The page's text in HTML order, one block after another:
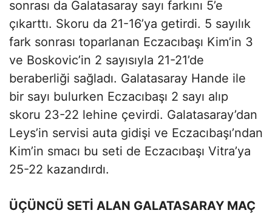
sonrası da Galatasaray sayı farkını 5’e
çıkarttı. Skoru da 21-16’ya getirdi. 5 sayılık
fark sonrası toparlanan Eczacıbaşı Kim’in 3
ve Boskovic’in 2 sayısıyla 21-21’de
beraberliği sağladı. Galatasaray Hande ile
bir sayı bulurken Eczacıbaşı 2 sayı alıp
skoru 23-22 lehine çevirdi. Galatasaray’dan
Leys’in servisi auta gidişi ve Eczacıbaşı’ndan
Kim’in smacı bu seti de Eczacıbaşı Vitra’ya
25-22 kazandırdı.
ÜÇÜNCÜ SETİ ALAN GALATASARAY MAÇ